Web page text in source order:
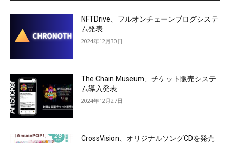
NFTDrive、フルオンチェーンブログシステ
ム発表
2024年12月30日
The Chain Museum、チケット販売システ
ム導入発表
2024年12月27日
CrossVision、オリジナルソングCDを発売